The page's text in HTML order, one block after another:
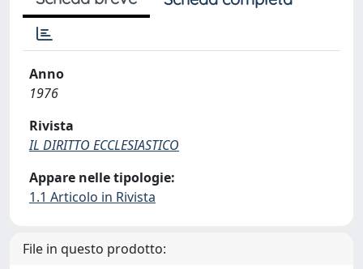
Anno
1976
Rivista
IL DIRITTO ECCLESIASTICO
Appare nelle tipologie:
1.1 Articolo in Rivista
File in questo prodotto: